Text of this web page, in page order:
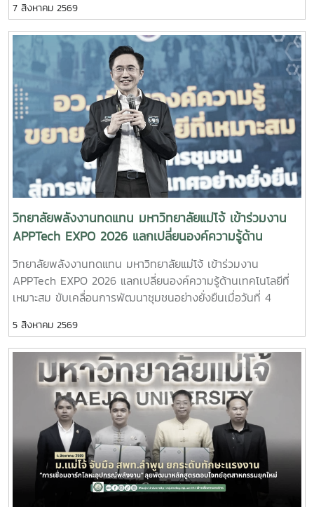
มหาวิทยาลัยแม่โจ้ ให้การต้อนรับคณะครูและนักเรียนจาก โรงเรียน
ตากพิทยาคม จังหวัดตาก ในโอกาสเข้าศึกษาดูงานและแนะแนว
ทางการศึกษาต่อระดับอุดมศึกษา พร้อมเยี่ยมชมการจัดการเรียน
การสอนและห้องปฏิบัติการของวิทยาลัย เพื่อเปิดโลกทัศน์ สร้าง
แรงบันดาลใจ และส่งเสริมการวางแผนศึกษาต่อด้านพลังงาน
ทดแทนและนวัตกรรมพลังงานในการนี้ ผู้บริหาร คณาจารย์ และ
บุคลากรของวิทยาลัยพลังงานทดแทน ให้การต้อนรับอย่างอบอุ่น
พร้อมแนะนำข้อมูลเกี่ยวกับหลักสูตร การจัดการเรียนการสอน
การฝึกปฏิบัติในห้องปฏิบัติการ การเรียนรู้ผ่านงานวิจัยและ
นวัตกรรม ตลอดจนแนวโน้มและโอกาสในการประกอบอาชีพด้าน
พลังงานทดแทน ซึ่งเป็นหนึ่งในอุตสาหกรรมสำคัญของประเทศใน
อนาคต คณะครูและนักเรียนยังได้เยี่ยมชมห้องปฏิบัติการ
และศูนย์การเรียนรู้ด้านพลังงานของวิทยาลัย เพื่อสัมผัส
บรรยากาศการเรียนรู้จากสถานที่จริงและเห็นการประยุกต์ใช้องค์
ความรู้ด้านวิศวกรรมพลังงานและเทคโนโลยีพลังงานสะอาดอย่าง
เป็นรูปธรรม โอกาสนี้ วิทยาลัยพลังงานทดแทนได้
ประชาสัมพันธ์ หลักสูตรวิศวกรรมศาสตรบัณฑิต สาขาวิชา
วิศวกรรมพลังงาน (หลักสูตร 4 ปี) พร้อมแนะนำแนวทางการ
เรียน การฝึกปฏิบัติ และเส้นทางอาชีพ เพื่อให้นักเรียนได้รับข้อมูล
ที่ครบถ้วนสำหรับการวางแผนศึกษาต่อในระดับอุดมศึกษา
บรรยากาศการศึกษาดูงานเป็นไปอย่างอบอุ่นและเป็นกันเอง
นักเรียนให้ความสนใจรับฟังข้อมูล ซักถาม แลกเปลี่ยนความคิด
เห็นกับคณาจารย์ และเยี่ยมชมเครื่องมือด้านพลังงานอย่างใกล้ชิด
ซึ่งช่วยสร้างแรงบันดาลใจและเปิดมุมมองใหม่ในการเลือกเส้น
ทางการศึกษาต่อ วิทยาลัยพลังงานทดแทน มหาวิทยาลัย
แม่โจ้ มุ่งมั่นเป็นแหล่งเรียนรู้ด้านพลังงานสะอาดและนวัตกรรม
พร้อมพัฒนากำลังคนที่มีคุณภาพ เพื่อร่วมขับเคลื่อนการพัฒนา
พลังงานของประเทศและสร้างสังคมที่ยั่งยืนในอนาคต
7 สิงหาคม 2569
วิทยาลัยพลังงานทดแทน มหาวิทยาลัยแม่โจ้ เข้าร่วมงาน
APPTech EXPO 2026 แลกเปลี่ยนองค์ความรู้ด้าน
เทคโนโลยีที่เหมาะสม ขับเคลื่อนการพัฒนาชุมชนอย่าง
ยั่งยืน
วิทยาลัยพลังงานทดแทน มหาวิทยาลัยแม่โจ้ เข้าร่วมงาน
APPTech EXPO 2026 แลกเปลี่ยนองค์ความรู้ด้านเทคโนโลยีที่
เหมาะสม ขับเคลื่อนการพัฒนาชุมชนอย่างยั่งยืนเมื่อวันที่ 4
ช่วยศาสตราจารย์ ดร.ภคมน ปินตานา อาจารย์ประจำวิทยาลัย
พลังงานทดแทน มหาวิทยาลัยแม่โจ้ เข้าร่วมการประชุม APPTech
EXPO 2026 : พลังเทคโนโลยีที่เหมาะสม เพื่อการพัฒนาชุมชน
พื้นที่ “สร้างนวัตกรชุมชน ขับเคลื่อนเศรษฐกิจฐานรากอย่าง
ยั่งยืน” ณ โรงแรมเซ็นทารา แกรนด์ แอท เซ็นทรัลพลาซา
ลาดพร้าว กรุงเทพมหานครภายในงานมีการนำเสนอแนวคิดและ
แนวทางการขับเคลื่อน Appropriate Technology (AppTech)
เพื่อยกระดับเศรษฐกิจฐานราก โดยมุ่งเชื่อมโยงองค์ความรู้จาก
สถาบันการศึกษาสู่การใช้ประโยชน์ในชุมชน ผ่านการพัฒนา
เทคโนโลยีที่เหมาะสม การสร้างนวัตกรชุมชน และการพัฒนา
5 สิงหาคม 2569